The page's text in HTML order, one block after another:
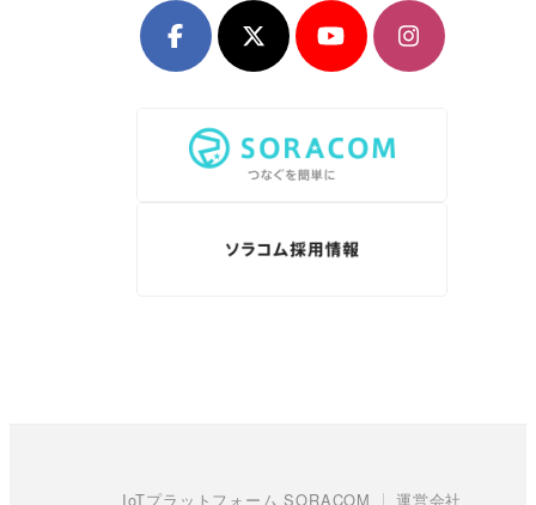
IoTプラットフォーム SORACOM 運営会社